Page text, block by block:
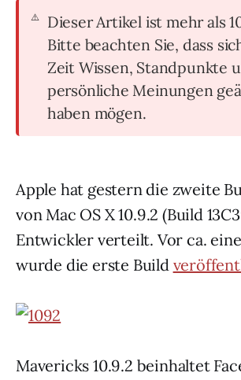
Dieser Artikel ist mehr als
Bitte beachten Sie, dass
Zeit Wissen, Standpunkte
persönliche Meinungen
haben mögen.
Apple hat gestern die zweite
von Mac OS X 10.9.2 (Build
Entwickler verteilt. Vor ca.
wurde die erste Build
Mavericks 10.9.2 beinhaltet